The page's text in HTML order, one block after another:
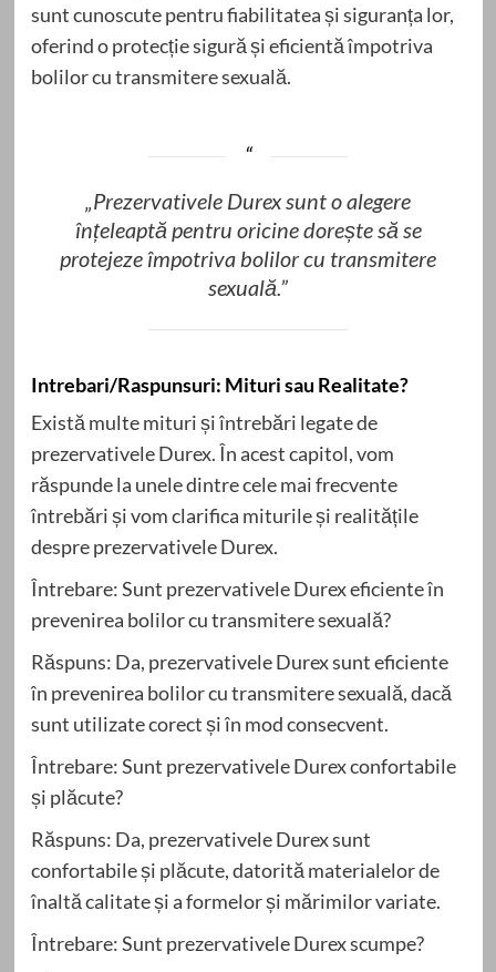
sunt cunoscute pentru fiabilitatea și siguranța lor,
oferind o protecție sigură și eficientă împotriva
bolilor cu transmitere sexuală.
„Prezervativele Durex sunt o alegere
înțeleaptă pentru oricine dorește să se
protejeze împotriva bolilor cu transmitere
sexuală.”
Intrebari/Raspunsuri: Mituri sau Realitate?
Există multe mituri și întrebări legate de
prezervativele Durex. În acest capitol, vom
răspunde la unele dintre cele mai frecvente
întrebări și vom clarifica miturile și realitățile
despre prezervativele Durex.
Întrebare: Sunt prezervativele Durex eficiente în
prevenirea bolilor cu transmitere sexuală?
Răspuns: Da, prezervativele Durex sunt eficiente
în prevenirea bolilor cu transmitere sexuală, dacă
sunt utilizate corect și în mod consecvent.
Întrebare: Sunt prezervativele Durex confortabile
și plăcute?
Răspuns: Da, prezervativele Durex sunt
confortabile și plăcute, datorită materialelor de
înaltă calitate și a formelor și mărimilor variate.
Întrebare: Sunt prezervativele Durex scumpe?